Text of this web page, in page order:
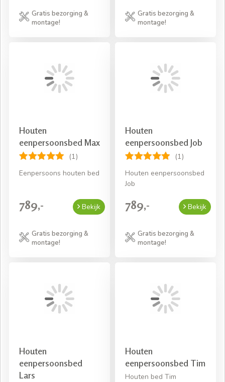
Gratis bezorging &
montage!
Gratis bezorging &
montage!
Houten
eenpersoonsbed Max
(1)
Eenpersoons houten bed
789,- Bekijk
Gratis bezorging &
montage!
Houten
eenpersoonsbed Job
(1)
Houten eenpersoonsbed
Job
789,- Bekijk
Gratis bezorging &
montage!
Houten
eenpersoonsbed
Lars
Houten
eenpersoonsbed Tim
Houten bed Tim